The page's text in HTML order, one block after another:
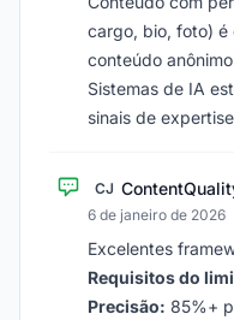
cargo, bio, foto)
conteúdo
Sistemas de IA
sinais de
CJ
6 de janeiro de 2026
Excelentes
Requisitos do
Precisão: 85%+